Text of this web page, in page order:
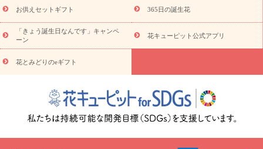
ド
お花の種類 トルコキキョウ
お祝い お祝い・3000円～ お祝い・4000円～
お祝い・
5000円～
お祝い・7000円～ お祝い・ 10000円～
お供え・お
悔やみ
円～
お供え・お悔やみ・
読み物
いのマナー
定年退職祝いのマナー
お祝いを贈るときのマナー・
花キューピットのお祝いコラム一覧
誕生日のお花を「色
彩心理学」で選ぶ方法
結婚祝いの予算相場
出産祝いお役立ち情
お供えセットギフト 365日の誕生花
「きょう誕生日なんです」キャンペ
ーン
花キューピット公式アプリ
花とみどりのeギフト